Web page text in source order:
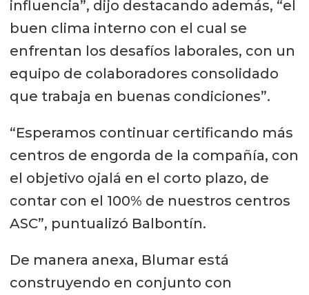
influencia”, dijo destacando además, “el
buen clima interno con el cual se
enfrentan los desafíos laborales, con un
equipo de colaboradores consolidado
que trabaja en buenas condiciones”.
“Esperamos continuar certificando más
centros de engorda de la compañía, con
el objetivo ojalá en el corto plazo, de
contar con el 100% de nuestros centros
ASC”, puntualizó Balbontín.
De manera anexa, Blumar está
construyendo en conjunto con